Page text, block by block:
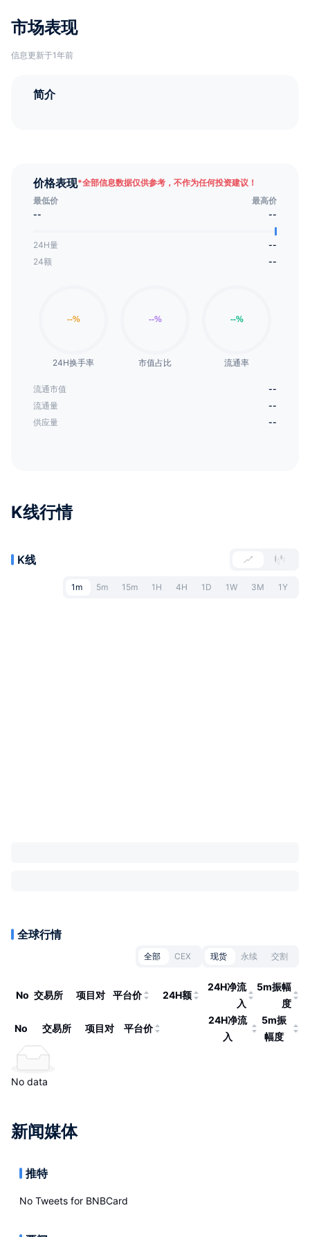
市场表现
信息更新于1年前
简介
价格表现*全部信息数据仅供参考，不作为任何投资建议！
最低价
最高价
--
--
24H量
--
24额
--
24H换手率 市值占比 流通率
流通市值
--
流通量
--
供应量
--
K线行情
K线
1m 5m 15m 1H 4H 1D 1W 3M 1Y
全球行情
全部 CEX 现货 永续 交割
No 交易所 项目对 平台价 24H额
24H净流
入
5m振幅
度
No 交易所 项目对 平台价
24H净流
入
5m振
幅度
No data
新闻媒体
推特
No Tweets for BNBCard